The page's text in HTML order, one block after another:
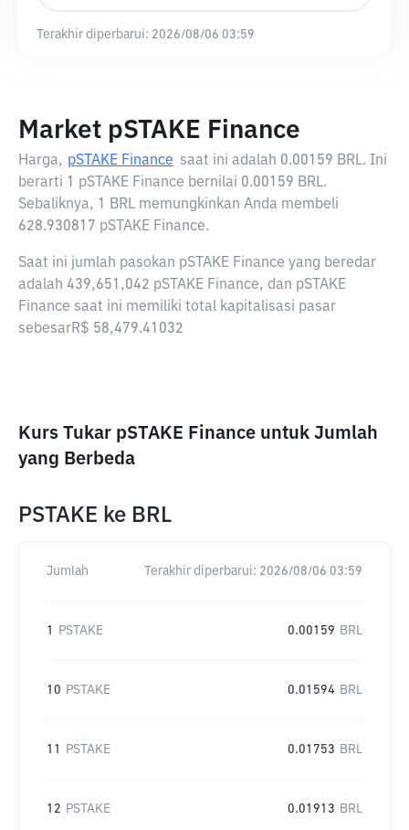
Terakhir diperbarui: 2026/08/06 03:59
Market pSTAKE Finance
Harga, pSTAKE Finance saat ini adalah 0.00159 BRL. Ini
berarti 1 pSTAKE Finance bernilai 0.00159 BRL.
Sebaliknya, 1 BRL memungkinkan Anda membeli
628.930817 pSTAKE Finance.
Saat ini jumlah pasokan pSTAKE Finance yang beredar
adalah 439,651,042 pSTAKE Finance, dan pSTAKE
Finance saat ini memiliki total kapitalisasi pasar
sebesarR$ 58,479.41032
Kurs Tukar pSTAKE Finance untuk Jumlah
yang Berbeda
PSTAKE ke BRL
Jumlah Terakhir diperbarui: 2026/08/06 03:59
1 PSTAKE 0.00159 BRL
10 PSTAKE 0.01594 BRL
11 PSTAKE 0.01753 BRL
12 PSTAKE 0.01913 BRL